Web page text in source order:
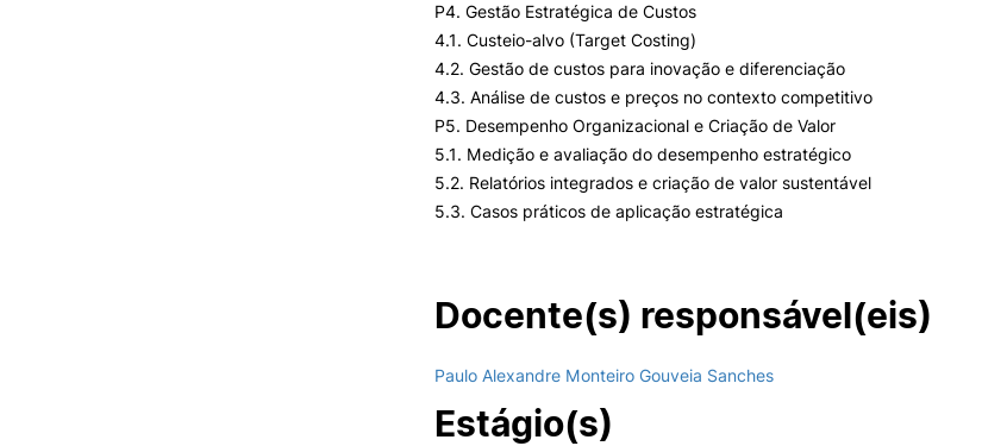
P4. Gestão Estratégica de Custos
4.1. Custeio-alvo (Target Costing)
4.2. Gestão de custos para inovação e diferenciação
4.3. Análise de custos e preços no contexto competitivo
P5. Desempenho Organizacional e Criação de Valor
5.1. Medição e avaliação do desempenho estratégico
5.2. Relatórios integrados e criação de valor sustentável
5.3. Casos práticos de aplicação estratégica
Docente(s) responsável(eis)
Paulo Alexandre Monteiro Gouveia Sanches
Estágio(s)